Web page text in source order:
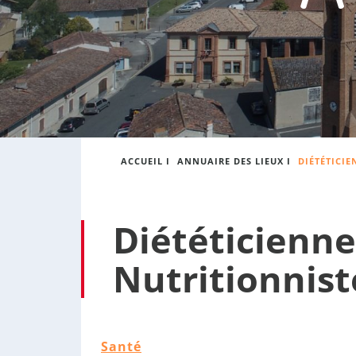
s
o
n
e
ACCUEIL I ANNUAIRE DES LIEUX I
Santé